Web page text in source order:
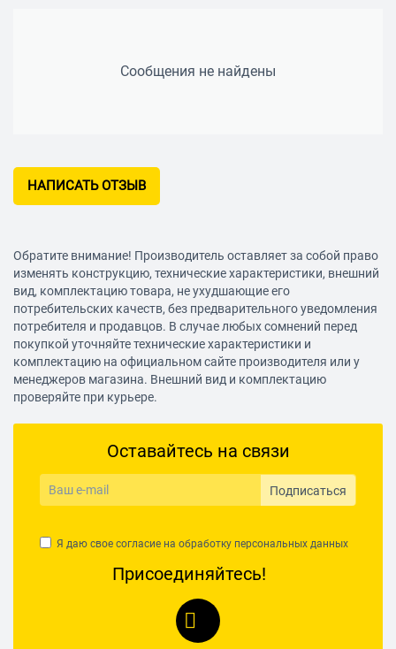
Сообщения не найдены
НАПИСАТЬ ОТЗЫВ
Обратите внимание! Производитель оставляет за собой право
изменять конструкцию, технические характеристики, внешний
вид, комплектацию товара, не ухудшающие его
потребительских качеств, без предварительного уведомления
потребителя и продавцов. В случае любых сомнений перед
покупкой уточняйте технические характеристики и
комплектацию на официальном сайте производителя или у
менеджеров магазина. Внешний вид и комплектацию
проверяйте при курьере.
Оставайтесь на связи
Подписаться
Я даю свое согласие на обработку персональных данных
Присоединяйтесь!